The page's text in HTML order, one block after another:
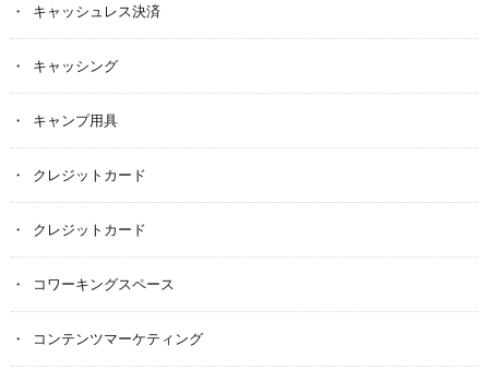
キャッシュレス決済
キャッシング
キャンプ用具
クレジットカード
クレジットカード
コワーキングスペース
コンテンツマーケティング